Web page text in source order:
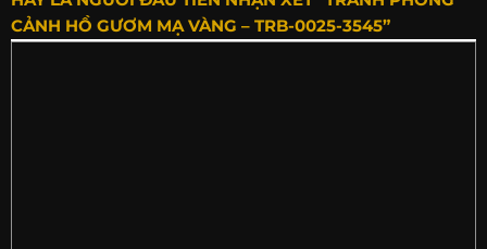
CẢNH HỒ GƯƠM MẠ VÀNG – TRB-0025-3545”